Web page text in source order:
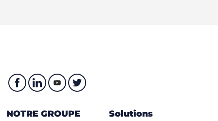
NOTRE GROUPE Solutions